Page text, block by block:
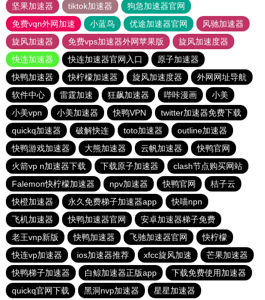
坚果加速器
tiktok加速器
狗急加速器官网
免费vqn外网加速
小蓝鸟 优途加速器官网
风驰加速器
旋风加速器
免费vps加速器外网苹果版
旋风加速度器
快连加速器
快连加速器官网入口
原子加速器
快鸭加速器
快柠檬加速器 旋风加速度器
外网网址导航
软件中心
雷霆加速 狂飙加速器 哔咔漫画
小美
小美vpn
小美加速器 快鸭VPN
twitter加速器免费下载
quickq加速器
破解快连 toto加速器
outline加速器
快鸭游戏加速器
大熊加速器 云帆加速器
快鸭官网
火箭vp n加速器下载
下载原子加速器
clash节点购买网站
Falemon快柠檬加速器
npv加速器 快鸭官网
桔子云
快橙加速器
永久免费梯子加速器app
快喵npn
飞机加速器
快鸭加速器官网
安卓加速器梯子免费
老王vnp新版
快鸭加速器 飞驰加速器官网
快柠檬
快连vp加速器
ios加速器推荐 xfcc旋风加速
芒果加速器
快鸭梯子加速器
白鲸加速器正版app
下载免费使用加速器
quickq官网下载
黑洞nvp加速器 星星加速器